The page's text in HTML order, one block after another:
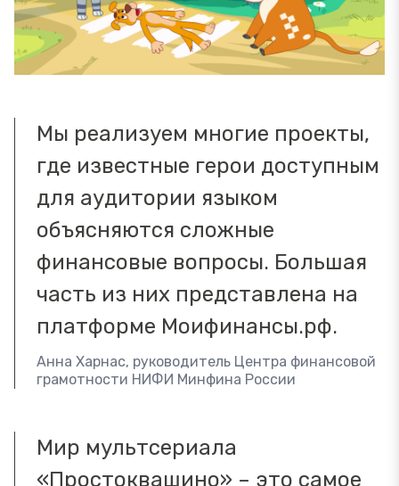
Мы реализуем многие проекты,
где известные герои доступным
для аудитории языком
объясняются сложные
финансовые вопросы. Большая
часть из них представлена на
платформе Моифинансы.рф.
Анна Харнас, руководитель Центра финансовой
грамотности НИФИ Минфина России
Мир мультсериала
«Простоквашино» – это самое